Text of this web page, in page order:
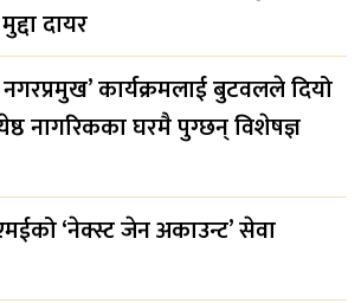
दायर
कार्यक्रमलाई बुटवलले दियो
नागरिकका घरमै पुग्छन् विशेषज्ञ
‘नेक्स्ट जेन अकाउन्ट’ सेवा